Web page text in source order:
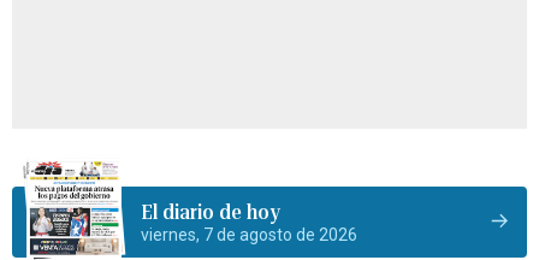
El diario de hoy
viernes, 7 de agosto de 2026